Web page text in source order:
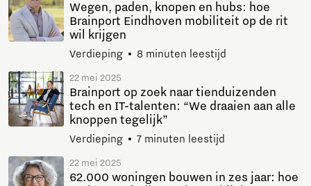
Wegen, paden, knopen en hubs: hoe
Brainport Eindhoven mobiliteit op de rit
wil krijgen
Verdieping 8 minuten leestijd
22 mei 2025
Brainport op zoek naar tienduizenden
tech en IT-talenten: “We draaien aan alle
knoppen tegelijk”
Verdieping 7 minuten leestijd
22 mei 2025
62.000 woningen bouwen in zes jaar: hoe